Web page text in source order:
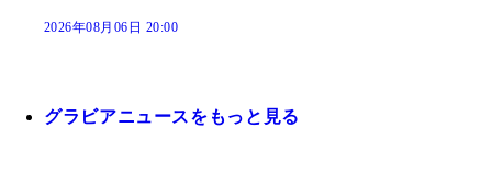
2026年08月06日 20:00
グラビアニュースをもっと見る